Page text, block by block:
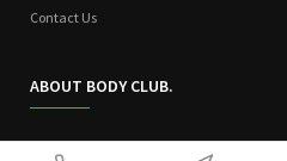
Contact Us
ABOUT BODY CLUB.